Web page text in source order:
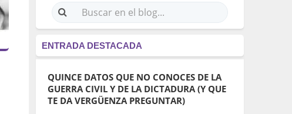
ENTRADA DESTACADA
QUINCE DATOS QUE NO CONOCES DE LA
GUERRA CIVIL Y DE LA DICTADURA (Y QUE
TE DA VERGÜENZA PREGUNTAR)